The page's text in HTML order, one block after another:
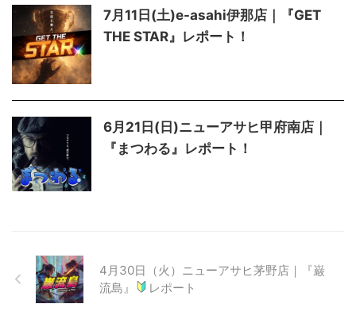
7月11日(土)e-asahi伊那店｜『GET
THE STAR』レポート！
6月21日(日)ニューアサヒ甲府南店｜
『まつわる』レポート！
4月30日（火）ニューアサヒ茅野店｜『巌
流島』
レポート